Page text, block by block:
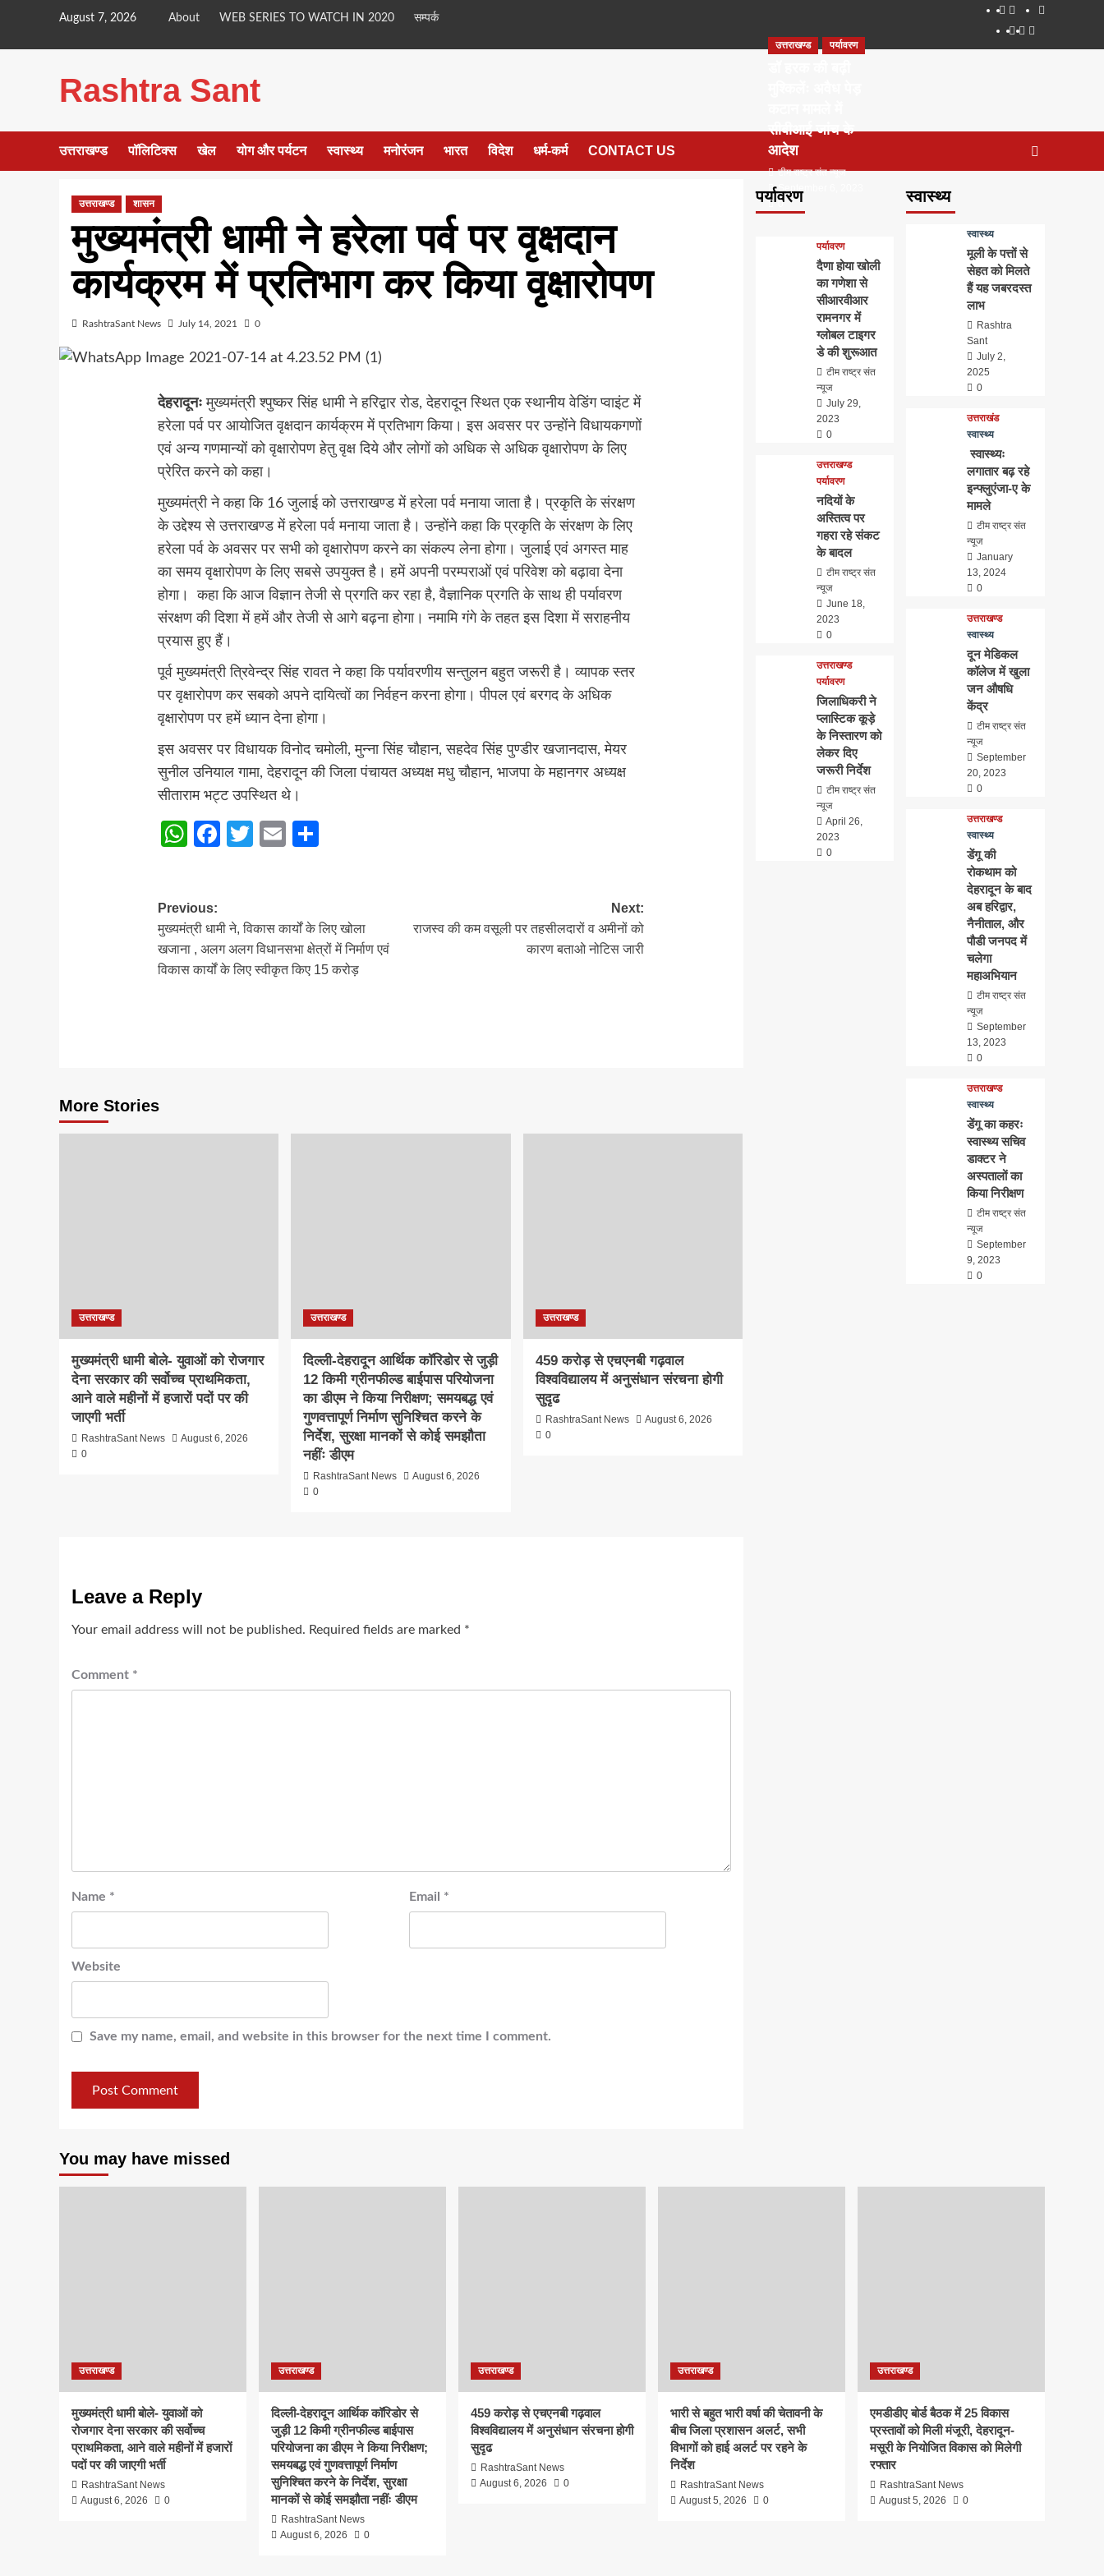
content
August 7, 2026 About WEB SERIES TO WATCH IN 2020 सम्पर्क
About
WEB
SERIES
Dehradun
Smart
Life
in
Places
to
सम्पर्क
Rashtra Sant
उत्तराखण्ड पॉलिटिक्स खेल योग और पर्यटन स्वास्थ्य मनोरंजन भारत विदेश धर्म-कर्म CONTACT US
उत्तराखण्ड शासन
मुख्यमंत्री धामी ने हरेला पर्व पर वृक्षदान
कार्यक्रम में प्रतिभाग कर किया वृक्षारोपण
RashtraSant News July 14, 2021 0
देहरादूनः मुख्यमंत्री श्पुष्कर सिंह धामी ने हरिद्वार रोड, देहरादून स्थित एक स्थानीय वेडिंग प्वाइंट में
हरेला पर्व पर आयोजित वृक्षदान कार्यक्रम में प्रतिभाग किया। इस अवसर पर उन्होंने विधायकगणों
एवं अन्य गणमान्यों को वृक्षारोपण हेतु वृक्ष दिये और लोगों को अधिक से अधिक वृक्षारोपण के लिए
प्रेरित करने को कहा।
मुख्यमंत्री ने कहा कि 16 जुलाई को उत्तराखण्ड में हरेला पर्व मनाया जाता है। प्रकृति के संरक्षण
के उद्देश्य से उत्तराखण्ड में हरेला पर्व मनाया जाता है। उन्होंने कहा कि प्रकृति के संरक्षण के लिए
हरेला पर्व के अवसर पर सभी को वृक्षारोपण करने का संकल्प लेना होगा। जुलाई एवं अगस्त माह
का समय वृक्षारोपण के लिए सबसे उपयुक्त है। हमें अपनी परम्पराओं एवं परिवेश को बढ़ावा देना
होगा। कहा कि आज विज्ञान तेजी से प्रगति कर रहा है, वैज्ञानिक प्रगति के साथ ही पर्यावरण
संरक्षण की दिशा में हमें और तेजी से आगे बढ़ना होगा। नमामि गंगे के तहत इस दिशा में सराहनीय
प्रयास हुए हैं।
पूर्व मुख्यमंत्री त्रिवेन्द्र सिंह रावत ने कहा कि पर्यावरणीय सन्तुलन बहुत जरूरी है। व्यापक स्तर
पर वृक्षारोपण कर सबको अपने दायित्वों का निर्वहन करना होगा। पीपल एवं बरगद के अधिक
वृक्षारोपण पर हमें ध्यान देना होगा।
इस अवसर पर विधायक विनोद चमोली, मुन्ना सिंह चौहान, सहदेव सिंह पुण्डीर खजानदास, मेयर
सुनील उनियाल गामा, देहरादून की जिला पंचायत अध्यक्ष मधु चौहान, भाजपा के महानगर अध्यक्ष
सीताराम भट्ट उपस्थित थे।
WhatsApp
Facebook
Twitter
Email
Post
navigation
Previous:
मुख्यमंत्री धामी ने, विकास कार्यों के लिए खोला
खजाना , अलग अलग विधानसभा क्षेत्रों में निर्माण एवं
विकास कार्यों के लिए स्वीकृत किए 15 करोड़
Next:
राजस्व की कम वसूली पर तहसीलदारों व अमीनों को
कारण बताओ नोटिस जारी
More Stories
उत्तराखण्ड
मुख्यमंत्री धामी बोले- युवाओं को रोजगार
देना सरकार की सर्वोच्च प्राथमिकता,
आने वाले महीनों में हजारों पदों पर की
जाएगी भर्ती
RashtraSant News
August 6, 2026
0
उत्तराखण्ड
दिल्ली-देहरादून आर्थिक कॉरिडोर से जुड़ी
12 किमी ग्रीनफील्ड बाईपास परियोजना
का डीएम ने किया निरीक्षण; समयबद्ध एवं
गुणवत्तापूर्ण निर्माण सुनिश्चित करने के
निर्देश, सुरक्षा मानकों से कोई समझौता
नहींः डीएम
RashtraSant News
August 6, 2026
0
उत्तराखण्ड
459 करोड़ से एचएनबी गढ़वाल
विश्वविद्यालय में अनुसंधान संरचना होगी
सुदृढ
RashtraSant News
August 6, 2026
0
Leave a Reply
Your email address will not be published. Required fields are marked *
Comment *
Name * Email *
Website
Save my name, email, and website in this browser for the next time I comment.
पर्यावरण
उत्तराखण्ड पर्यावरण
सीबीआई जांच के
आदेश
टीम राष्ट्र संत न्यूज
September 6, 2023
0
पर्यावरण
दैणा होया खोली
का गणेशा से
सीआरवीआर
रामनगर में
ग्लोबल टाइगर
डे की शुरूआत
टीम राष्ट्र संत
न्यूज
July 29,
2023
0
उत्तराखण्ड
पर्यावरण
नदियों के
अस्तित्व पर
गहरा रहे संकट
के बादल
टीम राष्ट्र संत
न्यूज
June 18,
2023
0
उत्तराखण्ड
पर्यावरण
जिलाधिकरी ने
प्लास्टिक कूड़े
के निस्तारण को
लेकर दिए
जरूरी निर्देश
टीम राष्ट्र संत
न्यूज
April 26,
2023
0
स्वास्थ्य
स्वास्थ्य
मूली के पत्तों से
सेहत को मिलते
हैं यह जबरदस्त
लाभ
Rashtra
Sant
July 2,
2025
0
उत्तराखंड
स्वास्थ्य
स्वास्थ्यः
लगातार बढ़ रहे
इन्फ्लुएंजा-ए के
मामले
टीम राष्ट्र संत
न्यूज
January
13, 2024
0
उत्तराखण्ड
स्वास्थ्य
दून मेडिकल
कॉलेज में खुला
जन औषधि
केंद्र
टीम राष्ट्र संत
न्यूज
September
20, 2023
0
उत्तराखण्ड
स्वास्थ्य
डेंगू की
रोकथाम को
देहरादून के बाद
अब हरिद्वार,
नैनीताल, और
पौडी जनपद में
चलेगा
महाअभियान
टीम राष्ट्र संत
न्यूज
September
13, 2023
0
उत्तराखण्ड
स्वास्थ्य
डेंगू का कहरः
स्वास्थ्य सचिव
डाक्टर ने
अस्पतालों का
किया निरीक्षण
टीम राष्ट्र संत
न्यूज
September
9, 2023
0
You may have missed
उत्तराखण्ड
मुख्यमंत्री धामी बोले- युवाओं को
रोजगार देना सरकार की सर्वोच्च
प्राथमिकता, आने वाले महीनों में हजारों
पदों पर की जाएगी भर्ती
RashtraSant News
August 6, 2026
0
उत्तराखण्ड
दिल्ली-देहरादून आर्थिक कॉरिडोर से
जुड़ी 12 किमी ग्रीनफील्ड बाईपास
परियोजना का डीएम ने किया निरीक्षण;
समयबद्ध एवं गुणवत्तापूर्ण निर्माण
सुनिश्चित करने के निर्देश, सुरक्षा
मानकों से कोई समझौता नहींः डीएम
RashtraSant News
August 6, 2026
0
उत्तराखण्ड
459 करोड़ से एचएनबी गढ़वाल
विश्वविद्यालय में अनुसंधान संरचना होगी
सुदृढ
RashtraSant News
August 6, 2026
0
उत्तराखण्ड
भारी से बहुत भारी वर्षा की चेतावनी के
बीच जिला प्रशासन अलर्ट, सभी
विभागों को हाई अलर्ट पर रहने के
निर्देश
RashtraSant News
August 5, 2026
0
उत्तराखण्ड
एमडीडीए बोर्ड बैठक में 25 विकास
प्रस्तावों को मिली मंजूरी, देहरादून-
मसूरी के नियोजित विकास को मिलेगी
रफ्तार
RashtraSant News
August 5, 2026
0